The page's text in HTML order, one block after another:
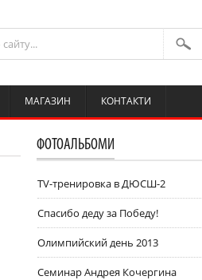
МАГАЗИН КОНТАКТИ
ФОТОАЛЬБОМИ
TV-тренировка в ДЮСШ-2
Спасибо деду за Победу!
Олимпийский день 2013
Семинар Андрея Кочергина